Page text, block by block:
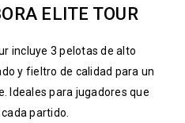
ELITE TOUR
incluye 3 pelotas de alto
y fieltro de calidad para un
Ideales para jugadores que
partido.